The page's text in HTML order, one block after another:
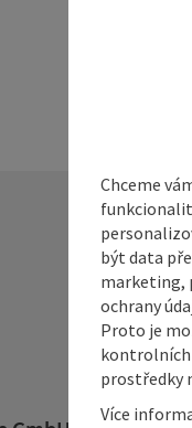
Chceme
být data
marketing,
ochrany
Proto je
kontrolních
prostředky
Více